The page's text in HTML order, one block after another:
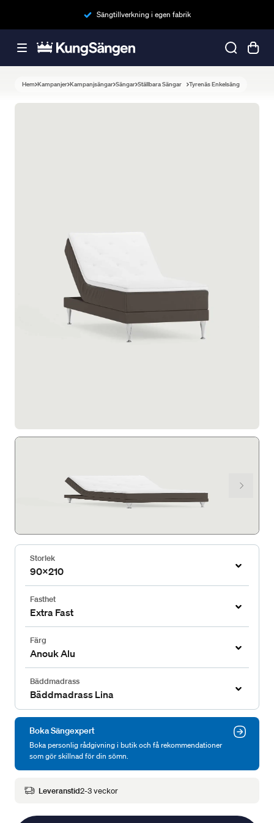
Sängtillverkning i egen fabrik
Hem Kampanjer Kampanjsängar Sängar Ställbara Sängar Tyrenäs Enkelsäng
Storlek
90x210
Fasthet
Extra Fast
Färg
Anouk Alu
Bäddmadrass
Bäddmadrass Lina
Boka Sängexpert
Boka personlig rådgivning i butik och få rekommendationer
som gör skillnad för din sömn.
Leveranstid2-3 veckor